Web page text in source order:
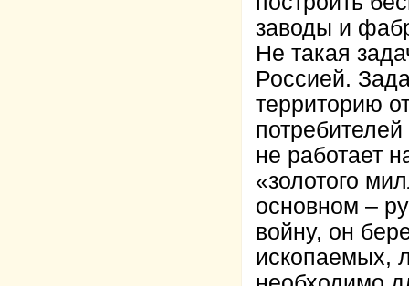
заводы и
Не такая
Россией.
территорию
не работает
«золотого
основном –
войну, он
ископаемых,